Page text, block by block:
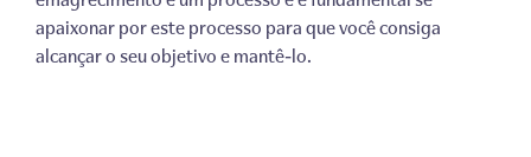
apaixonar por este processo para que você consiga
alcançar o seu objetivo e mantê-lo.